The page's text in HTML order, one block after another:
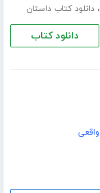
،دانلود کتاب داستان
دانلود کتاب
واقعی